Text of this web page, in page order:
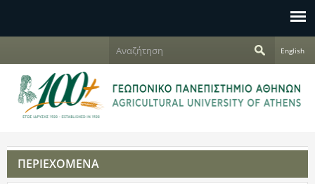
Φ
ό
μ
α
ζ
ή
τ
η
English
ΠΕΡΙΕΧΟΜΕΝΑ